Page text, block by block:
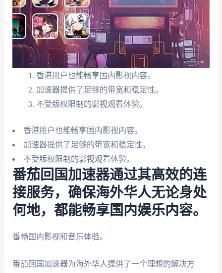
香港用户也能畅享国内影视内容。
加速器提供了足够的带宽和稳定性。
不受版权限制的影视观看体验。
香港用户也能畅享国内影视内容。
加速器提供了足够的带宽和稳定性。
不受版权限制的影视观看体验。
番茄回国加速器通过其高效的连
接服务，确保海外华人无论身处
何地，都能畅享国内娱乐内容。
番畅国内影视和音乐体验。
番茄回国加速器为海外华人提供了一个理想的解决方